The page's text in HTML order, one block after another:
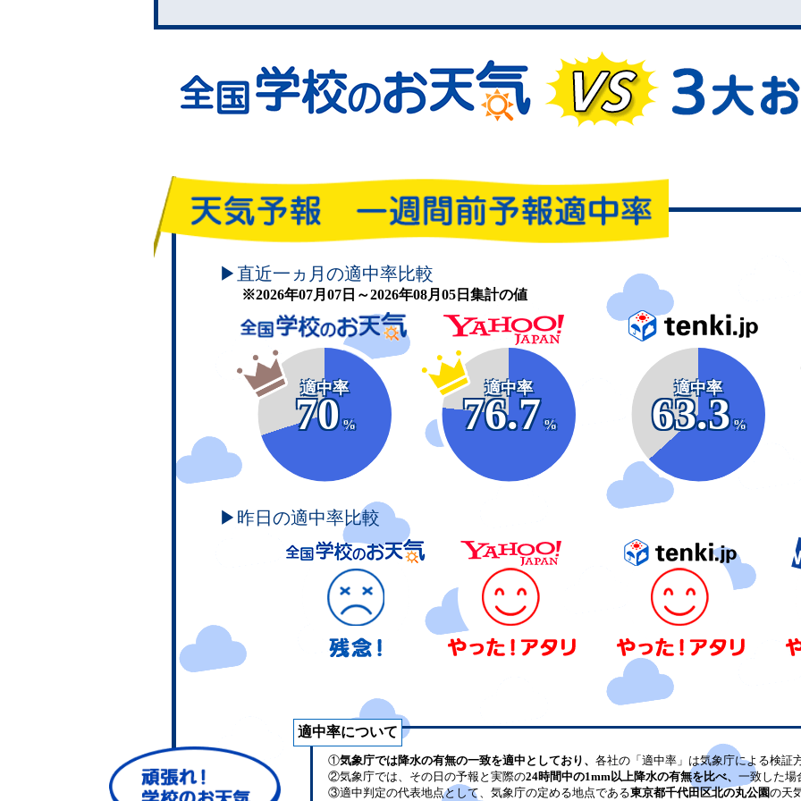
頑張れ！学校のお天気
▶直近一ヵ月の適中率比較
※2026年07月07日～2026年08月05日集計の値
適中率
70
%
適中率
76.7
%
適中率
63.3
%
▶昨日の適中率比較
適中率について
①気象庁では降水の有無の一致を適中としており、 各社の「適中率」は気象庁による検証
②気象庁では、その日の予報と実際の24時間中の1mm以上降水の有無を比べ、 一致した場
③適中判定の代表地点として、気象庁の定める地点である東京都千代田区北の丸公園の天